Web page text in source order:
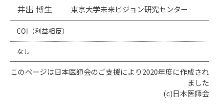
井出 博生 東京大学未来ビジョン研究センター
COI（利益相反）
なし
このページは日本医師会のご支援により2020年度に作成され
ました
(c)日本医師会